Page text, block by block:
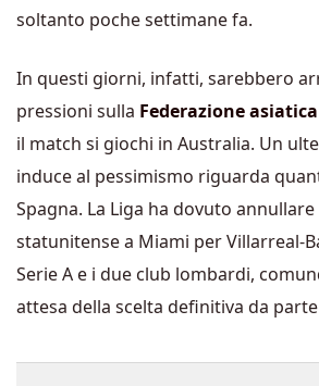
soltanto poche settimane fa.
In questi giorni, infatti, sarebbero
pressioni sulla Federazione asiatica
il match si giochi in Australia. Un
induce al pessimismo riguarda
Spagna. La Liga ha dovuto
statunitense a Miami per Villarreal-
Serie A e i due club lombardi,
attesa della scelta definitiva da parte